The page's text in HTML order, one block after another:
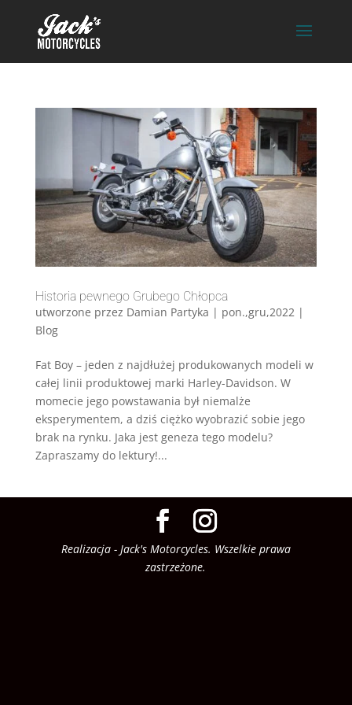
Historia pewnego Grubego Chłopca
utworzone przez Damian Partyka | pon.,gru,2022 |
Blog
Fat Boy – jeden z najdłużej produkowanych modeli w
całej linii produktowej marki Harley-Davidson. W
momecie jego powstawania był niemalże
eksperymentem, a dziś ciężko wyobrazić sobie jego
brak na rynku. Jaka jest geneza tego modelu?
Zapraszamy do lektury!...
Realizacja - Jack's Motorcycles. Wszelkie prawa
zastrzeżone.